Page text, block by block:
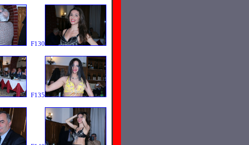
F130
F135